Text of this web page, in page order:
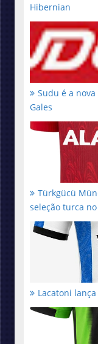
Hibernian
Sudu é a
Gales
Türkgücü
seleção turca
Lacatoni